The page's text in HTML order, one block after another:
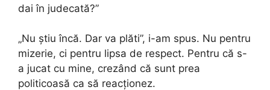
dai în judecată?”
„Nu știu încă. Dar va plăti”, i-am spus. Nu pentru
mizerie, ci pentru lipsa de respect. Pentru că s-
a jucat cu mine, crezând că sunt prea
politicoasă ca să reacționez.